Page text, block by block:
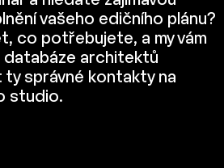
vašeho edičního plánu?
co potřebujete, a my vám
databáze architektů
ty správné kontakty na
studio.